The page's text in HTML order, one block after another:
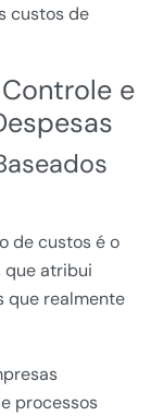
custos de
e
de custos é o
que atribui
que realmente
processos